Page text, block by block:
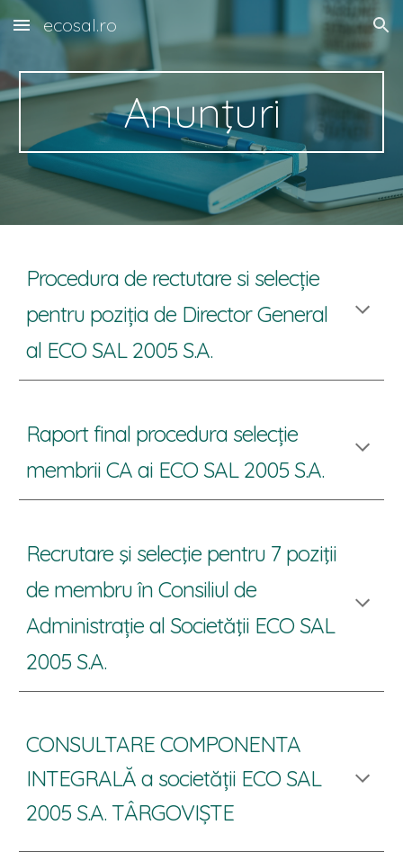
Skip to main content Skip to navigation
ecosal.ro
Anunţuri
Procedura de rectutare si selecție
pentru poziția de Director General
al ECO SAL 2005 S.A.
Raport final procedura selecție
membrii CA ai ECO SAL 2005 S.A.
Recrutare şi selecţie pentru 7 poziţii
de membru în Consiliul de
Administrație al Societăţii ECO SAL
2005 S.A.
CONSULTARE COMPONENTA
INTEGRALĂ a societății ECO SAL
2005 S.A. TÂRGOVIȘTE